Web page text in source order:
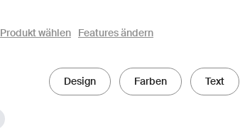
Produkt wählen Features ändern
Design Farben Text